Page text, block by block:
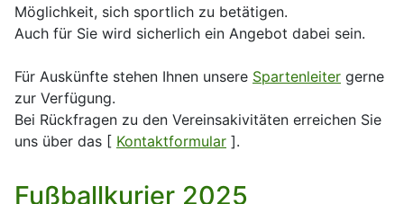
Möglichkeit, sich sportlich zu betätigen.
Auch für Sie wird sicherlich ein Angebot dabei sein.
Für Auskünfte stehen Ihnen unsere Spartenleiter gerne
zur Verfügung.
Bei Rückfragen zu den Vereinsakivitäten erreichen Sie
uns über das [ Kontaktformular ].
Fußballkurier 2025